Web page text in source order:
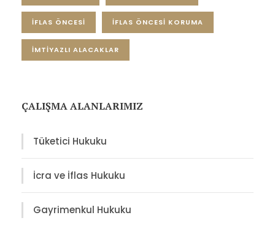
İFLAS ÖNCESİ İFLAS ÖNCESİ KORUMA
İMTİYAZLI ALACAKLAR
ÇALIŞMA ALANLARIMIZ
Tüketici Hukuku
İcra ve İflas Hukuku
Gayrimenkul Hukuku